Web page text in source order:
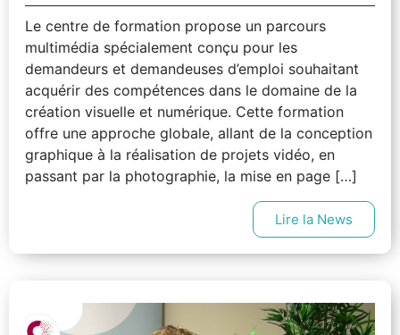
Le centre de formation propose un parcours
multimédia spécialement conçu pour les
demandeurs et demandeuses d’emploi souhaitant
acquérir des compétences dans le domaine de la
création visuelle et numérique. Cette formation
offre une approche globale, allant de la conception
graphique à la réalisation de projets vidéo, en
passant par la photographie, la mise en page […]
Lire la News